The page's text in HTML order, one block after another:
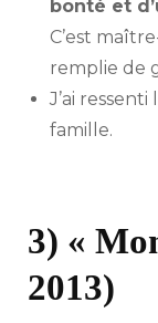
bonté et
C’est
remplie de
J’ai
famille.
3) «
2013)